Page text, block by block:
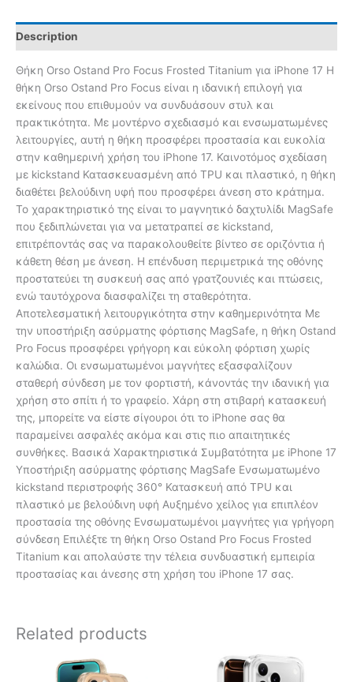
Description
Θήκη Orso Ostand Pro Focus Frosted Titanium για iPhone 17 Η
θήκη Orso Ostand Pro Focus είναι η ιδανική επιλογή για
εκείνους που επιθυμούν να συνδυάσουν στυλ και
πρακτικότητα. Με μοντέρνο σχεδιασμό και ενσωματωμένες
λειτουργίες, αυτή η θήκη προσφέρει προστασία και ευκολία
στην καθημερινή χρήση του iPhone 17. Καινοτόμος σχεδίαση
με kickstand Κατασκευασμένη από TPU και πλαστικό, η θήκη
διαθέτει βελούδινη υφή που προσφέρει άνεση στο κράτημα.
Το χαρακτηριστικό της είναι το μαγνητικό δαχτυλίδι MagSafe
που ξεδιπλώνεται για να μετατραπεί σε kickstand,
επιτρέποντάς σας να παρακολουθείτε βίντεο σε οριζόντια ή
κάθετη θέση με άνεση. Η επένδυση περιμετρικά της οθόνης
προστατεύει τη συσκευή σας από γρατζουνιές και πτώσεις,
ενώ ταυτόχρονα διασφαλίζει τη σταθερότητα.
Αποτελεσματική λειτουργικότητα στην καθημερινότητα Με
την υποστήριξη ασύρματης φόρτισης MagSafe, η θήκη Ostand
Pro Focus προσφέρει γρήγορη και εύκολη φόρτιση χωρίς
καλώδια. Οι ενσωματωμένοι μαγνήτες εξασφαλίζουν
σταθερή σύνδεση με τον φορτιστή, κάνοντάς την ιδανική για
χρήση στο σπίτι ή το γραφείο. Χάρη στη στιβαρή κατασκευή
της, μπορείτε να είστε σίγουροι ότι το iPhone σας θα
παραμείνει ασφαλές ακόμα και στις πιο απαιτητικές
συνθήκες. Βασικά Χαρακτηριστικά Συμβατότητα με iPhone 17
Υποστήριξη ασύρματης φόρτισης MagSafe Ενσωματωμένο
kickstand περιστροφής 360° Κατασκευή από TPU και
πλαστικό με βελούδινη υφή Αυξημένο χείλος για επιπλέον
προστασία της οθόνης Ενσωματωμένοι μαγνήτες για γρήγορη
σύνδεση Επιλέξτε τη θήκη Orso Ostand Pro Focus Frosted
Titanium και απολαύστε την τέλεια συνδυαστική εμπειρία
προστασίας και άνεσης στη χρήση του iPhone 17 σας.
Related products